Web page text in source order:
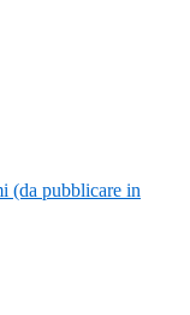
(da pubblicare in